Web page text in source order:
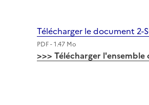
Télécharger le document 2-
PDF - 1.47 Mo
>>> Télécharger